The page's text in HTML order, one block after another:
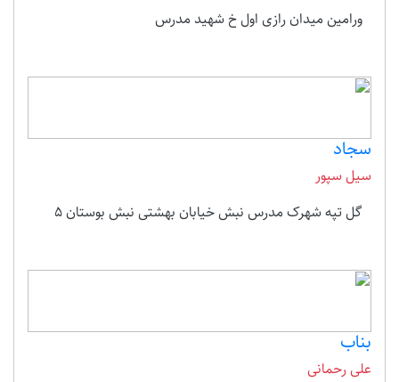
ورامین میدان رازی اول خ شهید مدرس
سجاد
سیل سپور
گل تپه شهرک مدرس نبش خیابان بهشتی نبش بوستان 5
بناب
علی رحمانی